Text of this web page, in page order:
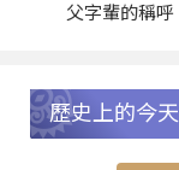
父字輩的稱呼
歷史上的今天